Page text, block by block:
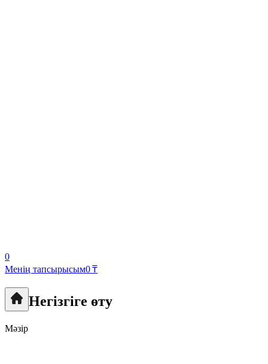
0
Менің тапсырысым0 ₸
Негізгіге өту
Мәзір